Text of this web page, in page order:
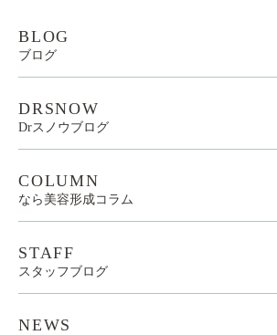
BLOG
ブログ
DRSNOW
Drスノウブログ
COLUMN
なら美容形成コラム
STAFF
スタッフブログ
NEWS